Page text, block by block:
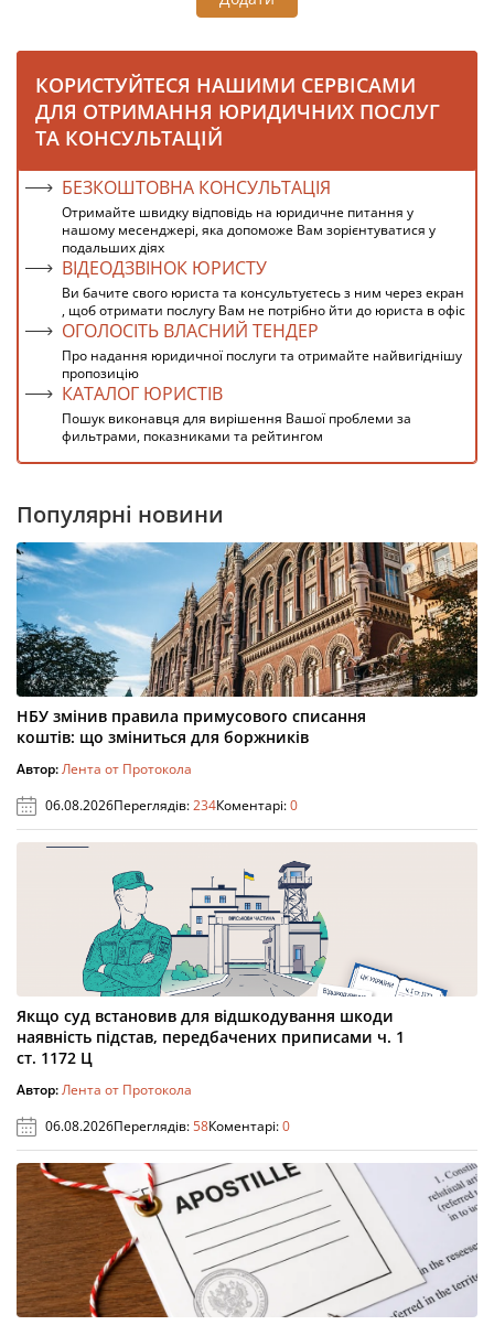
КОРИСТУЙТЕСЯ НАШИМИ СЕРВІСАМИ
ДЛЯ ОТРИМАННЯ ЮРИДИЧНИХ ПОСЛУГ
ТА КОНСУЛЬТАЦІЙ
БЕЗКОШТОВНА КОНСУЛЬТАЦІЯ
Отримайте швидку відповідь на юридичне питання у
нашому месенджері, яка допоможе Вам зорієнтуватися у
подальших діях
ВІДЕОДЗВІНОК ЮРИСТУ
Ви бачите свого юриста та консультуєтесь з ним через екран
, щоб отримати послугу Вам не потрібно йти до юриста в офіс
ОГОЛОСІТЬ ВЛАСНИЙ ТЕНДЕР
Про надання юридичної послуги та отримайте найвигіднішу
пропозицію
КАТАЛОГ ЮРИСТІВ
Пошук виконавця для вирішення Вашої проблеми за
фильтрами, показниками та рейтингом
Популярні новини
НБУ змінив правила примусового списання
коштів: що зміниться для боржників
Автор:Лента от Протокола
06.08.2026Переглядів:234Коментарі:0
Якщо суд встановив для відшкодування шкоди
наявність підстав, передбачених приписами ч. 1
ст. 1172 Ц
Автор:Лента от Протокола
06.08.2026Переглядів:58Коментарі:0